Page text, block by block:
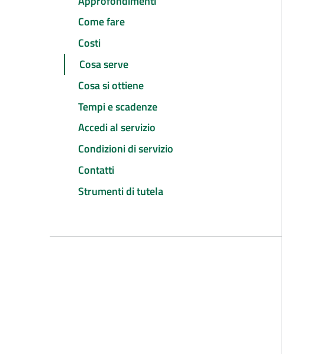
Come fare
Costi
Cosa serve
Cosa si ottiene
Tempi e scadenze
Accedi al servizio
Condizioni di servizio
Contatti
Strumenti di tutela